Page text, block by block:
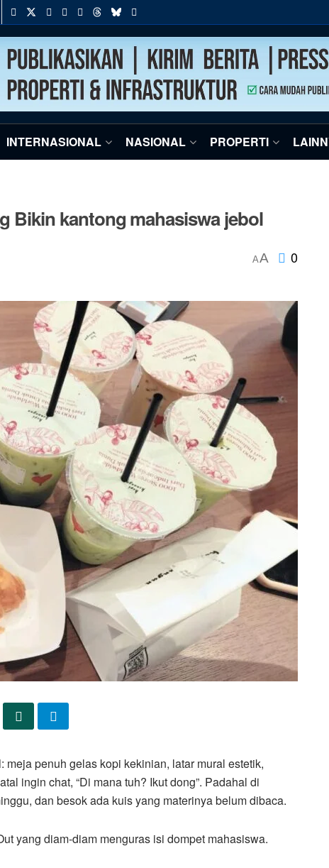
INTERNASIONAL NASIONAL PROPERTI
Bikin kantong mahasiswa jebol
AA 0
penuh gelas kopi kekinian, latar mural estetik,
ingin chat, “Di mana tuh? Ikut dong”. Padahal di
dan besok ada kuis yang materinya belum dibaca.
yang diam-diam menguras isi dompet mahasiswa.